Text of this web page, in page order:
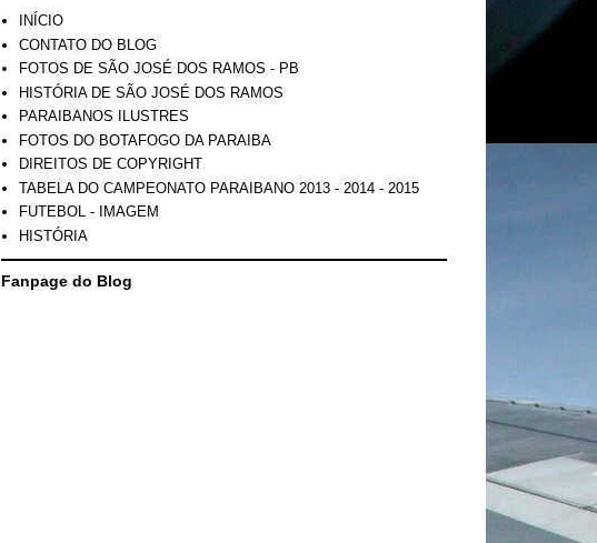
INÍCIO
CONTATO DO BLOG
FOTOS DE SÃO JOSÉ DOS RAMOS - PB
HISTÓRIA DE SÃO JOSÉ DOS RAMOS
PARAIBANOS ILUSTRES
FOTOS DO BOTAFOGO DA PARAIBA
DIREITOS DE COPYRIGHT
TABELA DO CAMPEONATO PARAIBANO 2013 - 2014 - 2015
FUTEBOL - IMAGEM
HISTÓRIA
Fanpage do Blog